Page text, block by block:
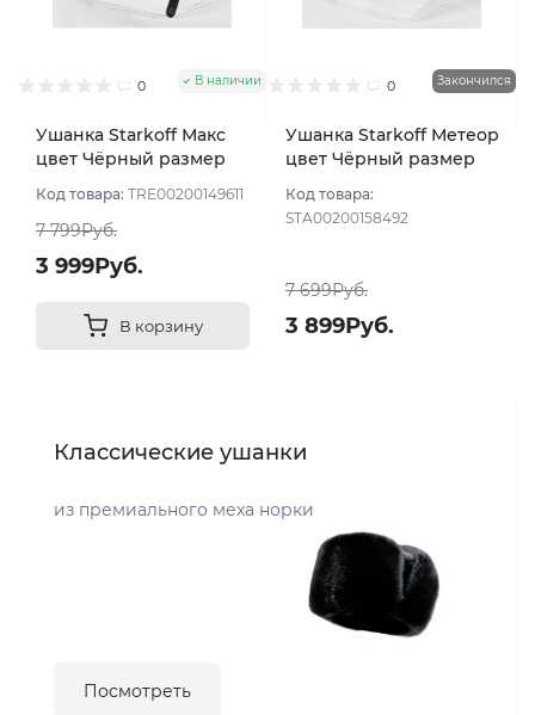
0 В наличии
Ушанка Starkoff Макс
цвет Чёрный размер
Код товара: TRE00200149611
7 799Руб.
3 999Руб.
В корзину
0 Закончился
Ушанка Starkoff Метеор
цвет Чёрный размер
Код товара:
STA00200158492
7 699Руб.
3 899Руб.
Классические ушанки
из премиального меха норки
Посмотреть